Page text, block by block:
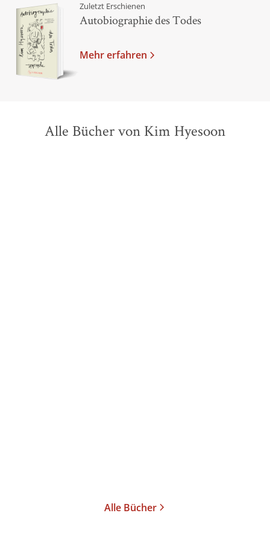
Zuletzt Erschienen
Autobiographie des Todes
Mehr erfahren
Alle Bücher von Kim Hyesoon
Alle Bücher